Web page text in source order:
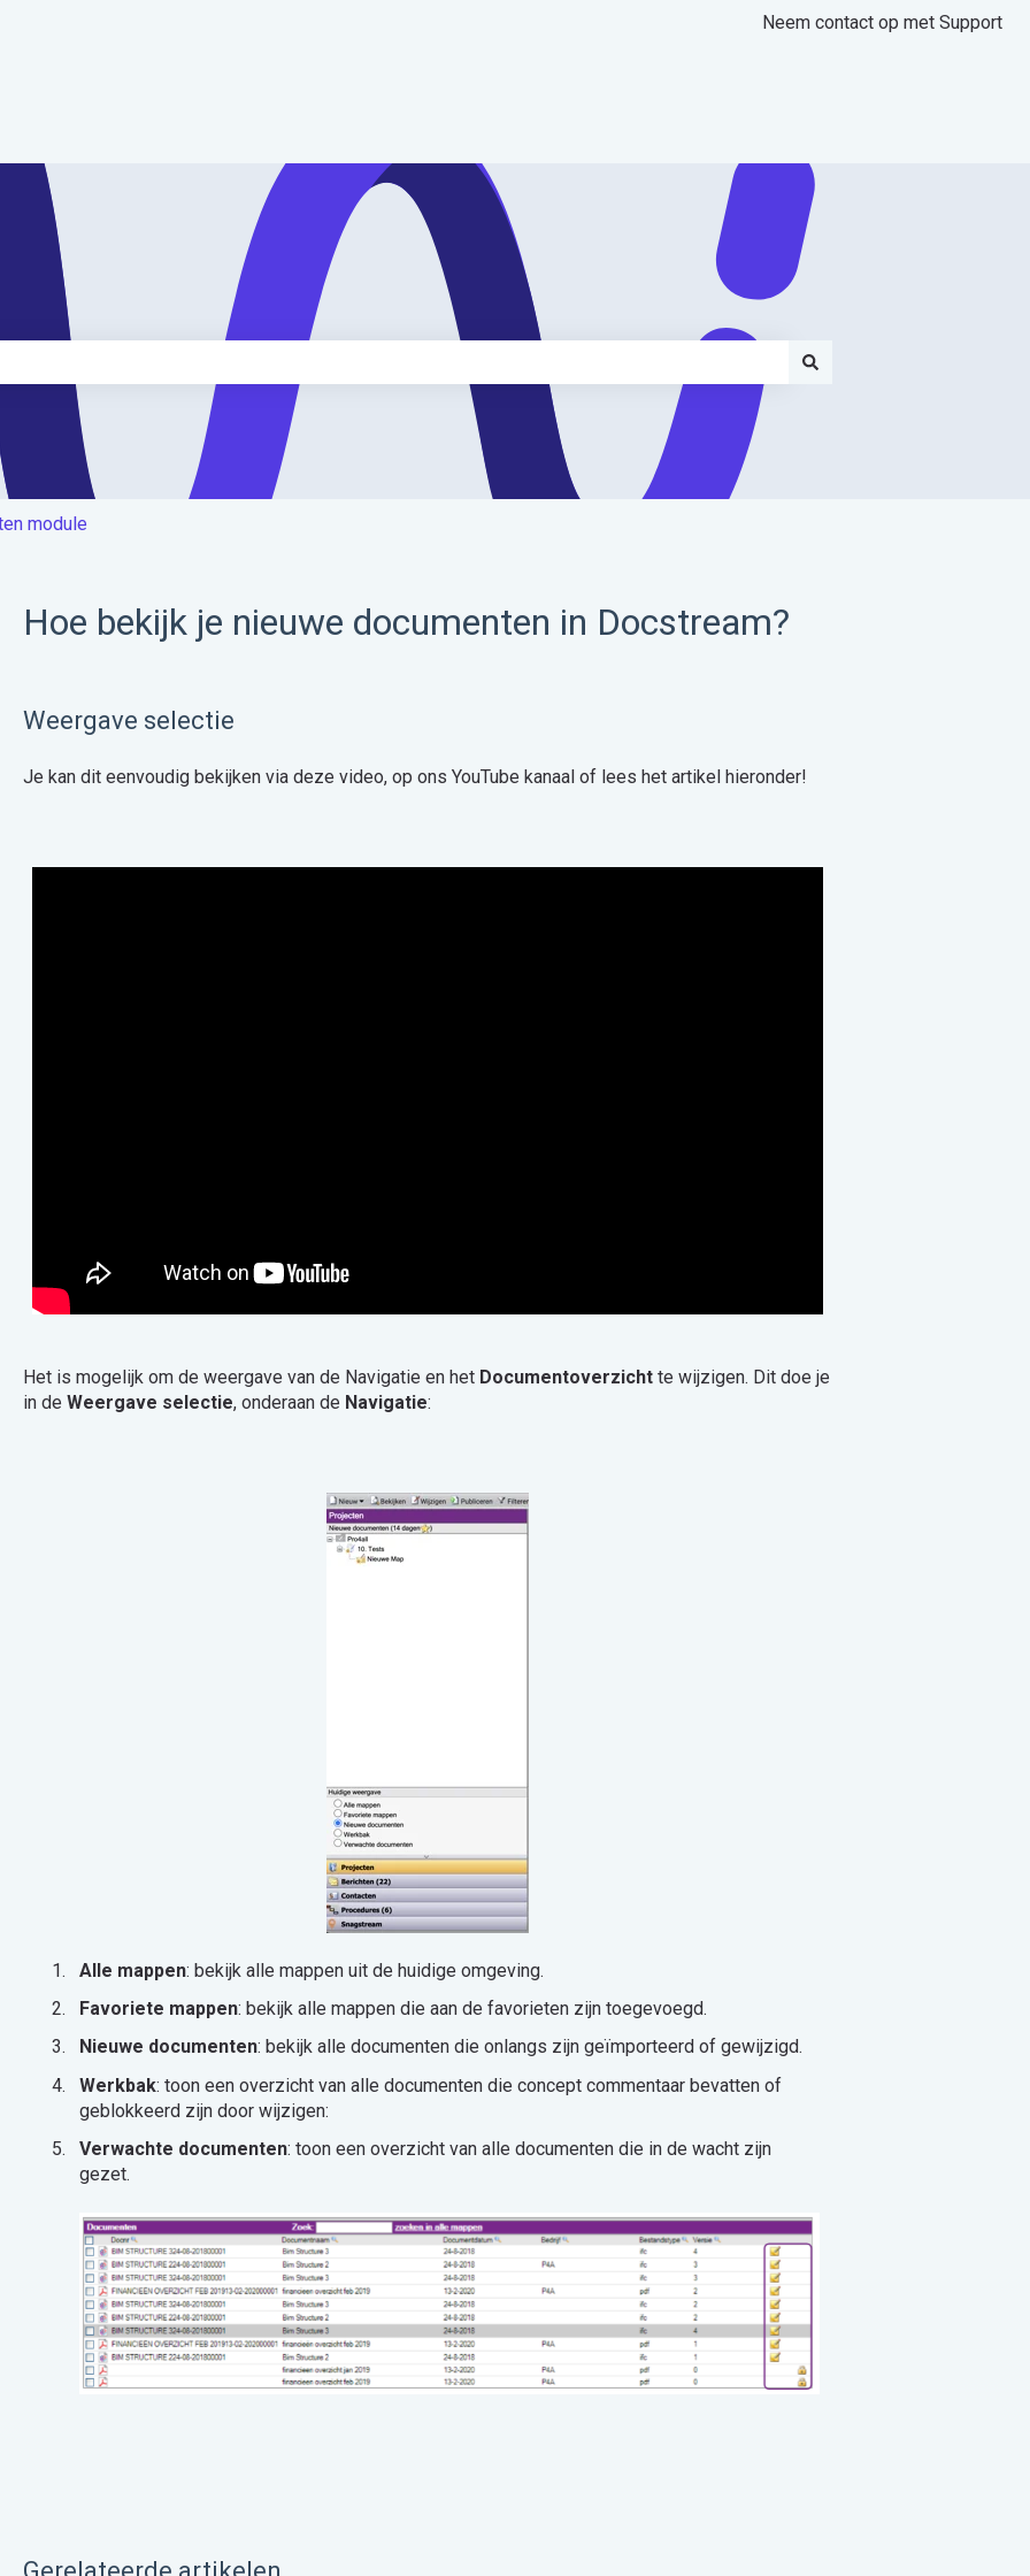
Neem contact op met Support
is leeg.
module
Hoe bekijk je nieuwe documenten in Docstream?
Weergave selectie
Je kan dit eenvoudig bekijken via deze video, op ons YouTube kanaal of lees het artikel hieronder!
Het is mogelijk om de weergave van de Navigatie en het Documentoverzicht te wijzigen. Dit doe je
in de Weergave selectie, onderaan de Navigatie:
Alle mappen: bekijk alle mappen uit de huidige omgeving.
Favoriete mappen: bekijk alle mappen die aan de favorieten zijn toegevoegd.
Nieuwe documenten: bekijk alle documenten die onlangs zijn geïmporteerd of gewijzigd.
Werkbak: toon een overzicht van alle documenten die concept commentaar bevatten of
geblokkeerd zijn door wijzigen:
Verwachte documenten: toon een overzicht van alle documenten die in de wacht zijn
gezet.